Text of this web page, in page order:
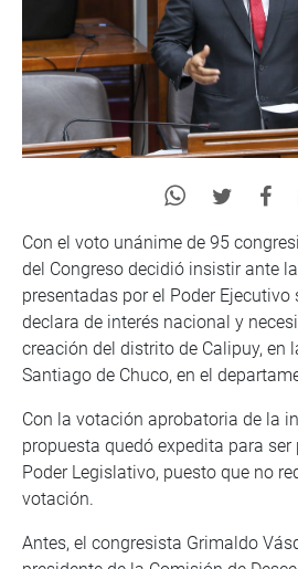
Con el voto unánime de 95
del Congreso decidió insistir ante
presentadas por el Poder
declara de interés nacional y
creación del distrito de Calipuy, en
Santiago de Chuco, en el
Con la votación aprobatoria de la
propuesta quedó expedita para
Poder Legislativo, puesto que no
votación.
Antes, el congresista Grimaldo